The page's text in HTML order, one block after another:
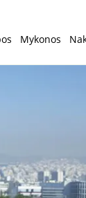
Mykonos